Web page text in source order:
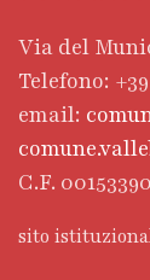
Via del
Telefono:
email:
C.F.
sito